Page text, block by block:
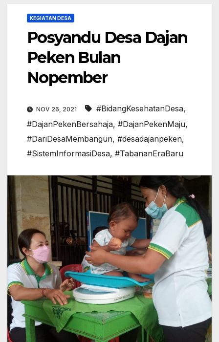
KEGIATAN DESA
Posyandu Desa Dajan
Peken Bulan
Nopember
NOV 26, 2021 #BidangKesehatanDesa,
#DajanPekenBersahaja, #DajanPekenMaju,
#DariDesaMembangun, #desadajanpeken,
#SistemInformasiDesa, #TabananEraBaru